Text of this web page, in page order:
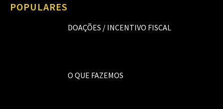
POPULARES
DOAÇÕES / INCENTIVO FISCAL
O QUE FAZEMOS